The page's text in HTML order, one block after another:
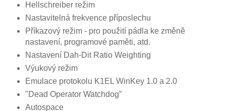
Hellschreiber režim
Nastavitelná frekvence příposlechu
Příkazový režim - pro použití pádla ke změně
nastavení, programové paměti, atd.
Nastavení Dah-Dit Ratio Weighting
Výukový režim
Emulace protokolu K1EL WinKey 1.0 a 2.0
"Dead Operator Watchdog”
Autospace